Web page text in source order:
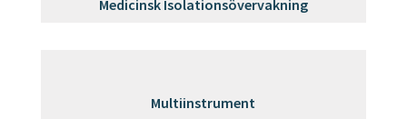
Medicinsk Isolationsövervakning
Multiinstrument